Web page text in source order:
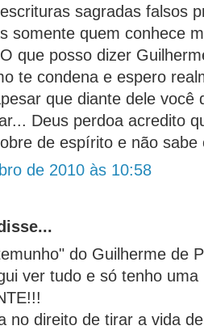
sagradas falsos
somente quem conhece
que posso dizer
te condena e espero
que diante dele você
Deus perdoa acredito
de espírito e não sabe
de 2010 às 10:58
do Guilherme de
ver tudo e só tenho uma
no direito de tirar a vida